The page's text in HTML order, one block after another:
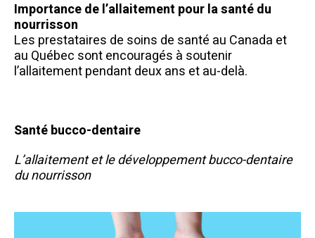
Importance de l’allaitement pour la santé du
nourrisson
Les prestataires de soins de santé au Canada et
au Québec sont encouragés à soutenir
l’allaitement pendant deux ans et au-delà.
Santé bucco-dentaire
L’allaitement et le développement bucco-dentaire
du nourrisson